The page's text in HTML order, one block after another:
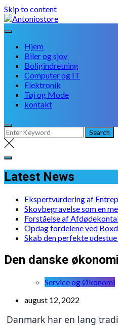
Skip to content
Hjem
Biler og sjov
Boligindretning
Computer og IT
Elektronik
Tøj og Mode
kontakt
Latest News
Ekspertvurdering af
Skovbegravelse som en
Forståelse af
Opdag fordelene ved
Skab den perfekte
Den danske økonomi
Service og Økonomi
august 12, 2022